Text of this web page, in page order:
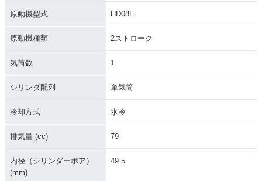
原動機型式 HD08E
原動機種類 2ストローク
気筒数 1
シリンダ配列 単気筒
冷却方式 水冷
排気量 (cc) 79
内径（シリンダーボア）
(mm)
49.5